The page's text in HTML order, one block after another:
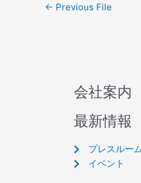
← Previous File
会社案内
最新情報
プレスルー
イベント